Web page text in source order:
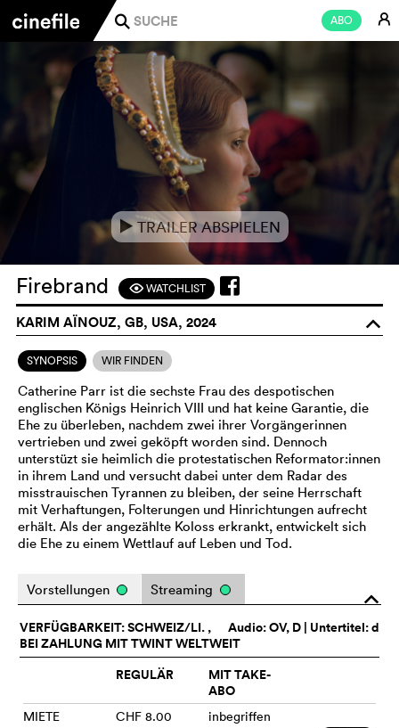
ABO E
j
eTRAILER ABSPIELEN
Firebrand FWATCHLIST
KARIM AÏNOUZ, GB, USA, 2024 o
SYNOPSIS WIR FINDEN
Catherine Parr ist die sechste Frau des despotischen
englischen Königs Heinrich VIII und hat keine Garantie, die
Ehe zu überleben, nachdem zwei ihrer Vorgängerinnen
vertrieben und zwei geköpft worden sind. Dennoch
unterstüzt sie heimlich die protestatischen Reformator:innen
in ihrem Land und versucht dabei unter dem Radar des
misstrauischen Tyrannen zu bleiben, der seine Herrschaft
mit Verhaftungen, Folterungen und Hinrichtungen aufrecht
erhält. Als der angezählte Koloss erkrankt, entwickelt sich
die Ehe zu einem Wettlauf auf Leben und Tod.
o
Vorstellungen Streaming
Audio:OV, D | Untertitel: d
VERFÜGBARKEIT: SCHWEIZ/LI. ,
BEI ZAHLUNG MIT TWINT WELTWEIT
REGULÄR
MIT TAKE-
ABO
MIETE CHF 8.00 inbegriffen